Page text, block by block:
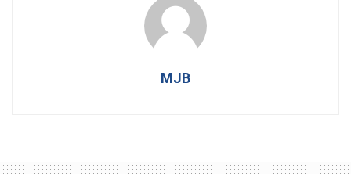
MJB